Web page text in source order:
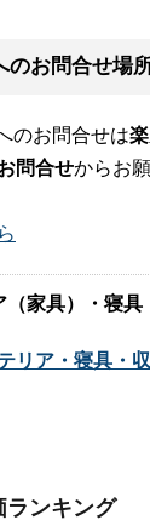
のお問合せ場
のお問合せは
問合せからお
（家具）・寝具
リア・寝具・
ランキング